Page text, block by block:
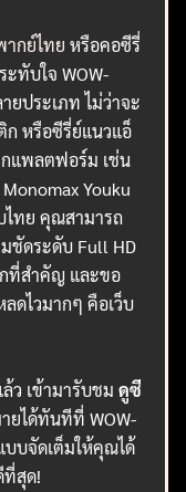
กย์ไทย หรือคอซีรี่
ทับใจ WOW-
ยประเภท ไม่ว่าจะ
ก หรือซีรี่ย์แนวแอ็
แพลตฟอร์ม เช่น
Youku
ทย คุณสามารถ
ชัดระดับ Full HD
ที่สำคัญ และขอ
ดไวมากๆ คือเว็บ
ว เข้ามารับชมดูซี
ยได้ทันทีที่ WOW-
บบจัดเต็มให้คุณได้
สุด!